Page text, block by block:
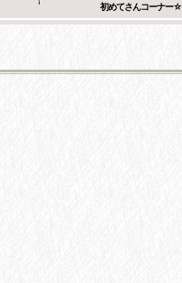
初めてさんコーナー☆